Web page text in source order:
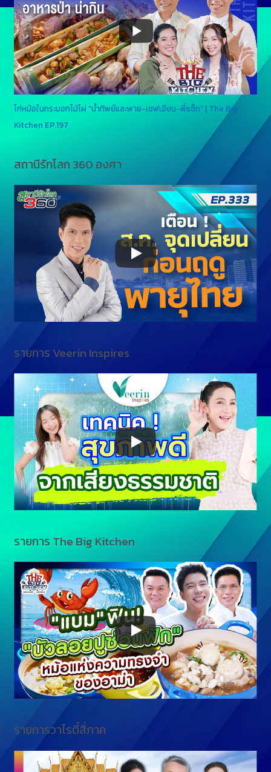
ไก่หม้อในกระบอกไม้ไผ่ “น้ำทิพย์และพาย-เชฟเอียน-พี่แซ็ก” | The Big
Kitchen EP.197
สถานีรักโลก 360 องศา
รายการ Veerin Inspires
รายการ The Big Kitchen
รายการวาไรตี้สี่ภาค